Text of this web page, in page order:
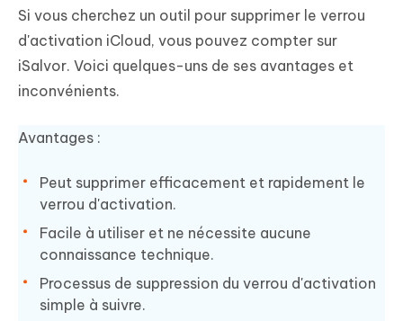
Si vous cherchez un outil pour supprimer le verrou
d'activation iCloud, vous pouvez compter sur
iSalvor. Voici quelques-uns de ses avantages et
inconvénients.
Avantages :
Peut supprimer efficacement et rapidement le
verrou d'activation.
Facile à utiliser et ne nécessite aucune
connaissance technique.
Processus de suppression du verrou d'activation
simple à suivre.